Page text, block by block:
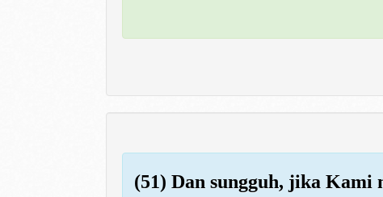
(51) Dan sungguh, jika